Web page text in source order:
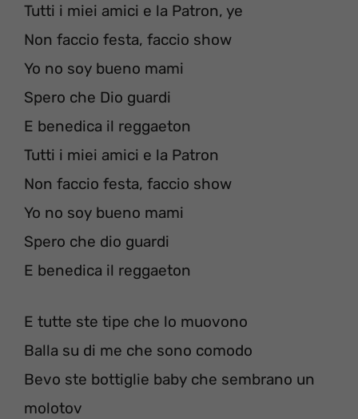
Tutti i miei amici e la Patron, ye
Non faccio festa, faccio show
Yo no soy bueno mami
Spero che Dio guardi
E benedica il reggaeton
Tutti i miei amici e la Patron
Non faccio festa, faccio show
Yo no soy bueno mami
Spero che dio guardi
E benedica il reggaeton
E tutte ste tipe che lo muovono
Balla su di me che sono comodo
Bevo ste bottiglie baby che sembrano un
molotov